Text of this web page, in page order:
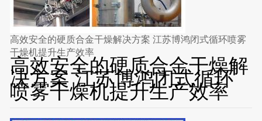
高效安全的硬质合金干燥解决方案 江苏博鸿闭式循环喷雾
干燥机提升生产效率
高效安全的硬质合金干燥解
决方案 江苏博鸿闭式循环
喷雾干燥机提升生产效率